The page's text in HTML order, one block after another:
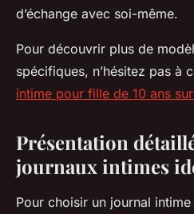
d’échange avec soi-même.
Pour découvrir plus de
spécifiques, n’hésitez pas à
intime pour fille de 10 ans
Présentation
journaux intimes
Pour choisir un journal